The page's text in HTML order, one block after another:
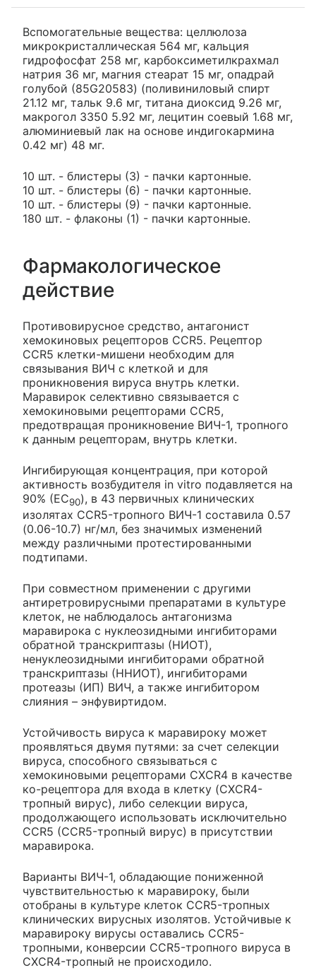
Вспомогательные вещества: целлюлоза
микрокристаллическая 564 мг, кальция
гидрофосфат 258 мг, карбоксиметилкрахмал
натрия 36 мг, магния стеарат 15 мг, опадрай
голубой (85G20583) (поливиниловый спирт
21.12 мг, тальк 9.6 мг, титана диоксид 9.26 мг,
макрогол 3350 5.92 мг, лецитин соевый 1.68 мг,
алюминиевый лак на основе индигокармина
0.42 мг) 48 мг.
10 шт. - блистеры (3) - пачки картонные.
10 шт. - блистеры (6) - пачки картонные.
10 шт. - блистеры (9) - пачки картонные.
180 шт. - флаконы (1) - пачки картонные.
Фармакологическое
действие
Противовирусное средство, антагонист
хемокиновых рецепторов ССR5. Рецептор
CCR5 клетки-мишени необходим для
связывания ВИЧ с клеткой и для
проникновения вируса внутрь клетки.
Маравирок селективно связывается с
хемокиновыми рецепторами CCR5,
предотвращая проникновение ВИЧ-1, тропного
к данным рецепторам, внутрь клетки.
Ингибирующая концентрация, при которой
активность возбудителя in vitro подавляется на
90% (ЕC90), в 43 первичных клинических
изолятах ССR5-тропного ВИЧ-1 составила 0.57
(0.06-10.7) нг/мл, без значимых изменений
между различными протестированными
подтипами.
При совместном применении с другими
антиретровирусными препаратами в культуре
клеток, не наблюдалось антагонизма
маравирока с нуклеозидными ингибиторами
обратной транскриптазы (НИОТ),
ненуклеозидными ингибиторами обратной
транскриптазы (ННИОТ), ингибиторами
протеазы (ИП) ВИЧ, а также ингибитором
слияния – энфувиртидом.
Устойчивость вируса к маравироку может
проявляться двумя путями: за счет селекции
вируса, способного связываться с
хемокиновыми рецепторами CXCR4 в качестве
ко-рецептора для входа в клетку (CXCR4-
тропный вирус), либо селекции вируса,
продолжающего использовать исключительно
ССR5 (ССR5-тропный вирус) в присутствии
маравирока.
Варианты ВИЧ-1, обладающие пониженной
чувствительностью к маравироку, были
отобраны в культуре клеток CCR5-тропных
клинических вирусных изолятов. Устойчивые к
маравироку вирусы оставались CCR5-
тропными, конверсии CCR5-тропного вируса в
CXCR4-тропный не происходило.